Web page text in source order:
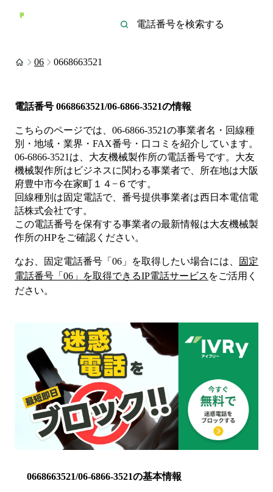
06 0668663521
電話番号 0668663521/06-6866-3521の情報
こちらのページでは、 06-6866-3521の事業者名・回線種
別・地域・業界・FAX番号・口コミを紹介しています。
06-6866-3521 は、 大友機械製作所の電話番号です。 大友
機械製作所は ビジネスに関わる事業者で、所在地は大阪
府豊中市今在家町１４−６ です。
回線種別は固定電話で、番号提供事業者は西日本電信電
話株式会社です。
この電話番号を保有する事業者の最新情報は大友機械製
作所のHPをご確認ください。
なお、固定電話番号「 06 」を取得したい場合には、
固定
電話番号「 06 」を取得できるIP電話サービス をご活用く
ださい。
0668663521/06-6866-3521の基本情報